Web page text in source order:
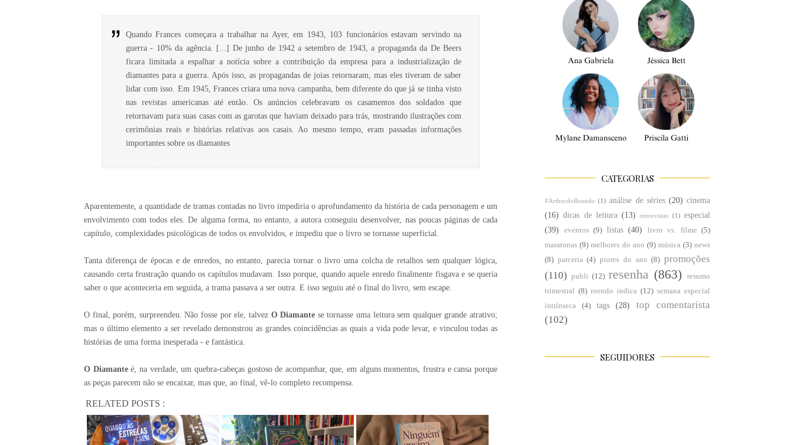
Quando Frances começara a trabalhar na Ayer, em 1943, 103 funcionários estavam servindo na
guerra - 10% da agência. [...] De junho de 1942 a setembro de 1943, a propaganda da De Beers
ficara limitada a espalhar a notícia sobre a contribuição da empresa para a industrialização de
diamantes para a guerra. Após isso, as propagandas de joias retornaram, mas eles tiveram de saber
lidar com isso. Em 1945, Frances criara uma nova campanha, bem diferente do que já se tinha visto
nas revistas americanas até então. Os anúncios celebravam os casamentos dos soldados que
retornavam para suas casas com as garotas que haviam deixado para trás, mostrando ilustrações com
cerimônias reais e histórias relativas aos casais. Ao mesmo tempo, eram passadas informações
importantes sobre os diamantes
Aparentemente, a quantidade de tramas contadas no livro impediria o aprofundamento da história de cada personagem e um
envolvimento com todos eles. De alguma forma, no entanto, a autora conseguiu desenvolver, nas poucas páginas de cada
capítulo, complexidades psicológicas de todos os envolvidos, e impediu que o livro se tornasse superficial.
Tanta diferença de épocas e de enredos, no entanto, parecia tornar o livro uma colcha de retalhos sem qualquer lógica,
causando certa frustração quando os capítulos mudavam. Isso porque, quando aquele enredo finalmente fisgava e se queria
saber o que aconteceria em seguida, a trama passava a ser outra. E isso seguiu até o final do livro, sem escape.
O final, porém, surpreendeu. Não fosse por ele, talvez O Diamante se tornasse uma leitura sem qualquer grande atrativo;
mas o último elemento a ser revelado demonstrou as grandes coincidências as quais a vida pode levar, e vinculou todas as
histórias de uma forma inesperada - e fantástica.
O Diamanteé, na verdade, um quebra-cabeças gostoso de acompanhar, que, em alguns momentos, frustra e cansa porque
as peças parecem não se encaixar, mas que, ao final, vê-lo completo recompensa.
RELATED POSTS :
CATEGORIAS
#ArthurdoRoendo (1) análise de séries (20) cinema
(16) dicas de leitura (13) entrevistas (1) especial
(39)
eventos (9) listas (40) livro vs. filme (5)
maratonas (9) melhores do ano (9) música (3) news
(8) parceria (4) piores do ano (8) promoções
(110) publi (12) resenha (863)
resumo
trimestral (8) roendo indica (12) semana especial
intrínseca
(4) tags (28)
top comentarista
(102)
SEGUIDORES